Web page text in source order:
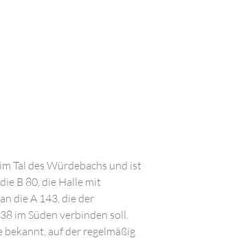
Tal des Würdebachs und ist
B 80, die Halle mit
die A 143, die der
im Süden verbinden soll.
auf der regelmäßig